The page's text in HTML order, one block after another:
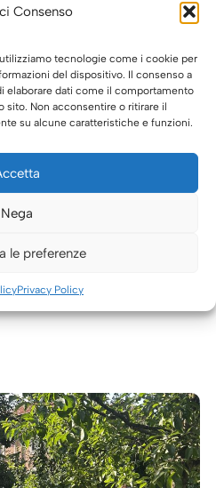
Consenso
tecnologie come i cookie per
del dispositivo. Il consenso a
elaborare dati come il comportamento
sito. Non acconsentire o ritirare il
su alcune caratteristiche e funzioni.
Nega
le preferenze
Privacy Policy
città per rafforzare
percorsi di
cittadini, enti e
ma è